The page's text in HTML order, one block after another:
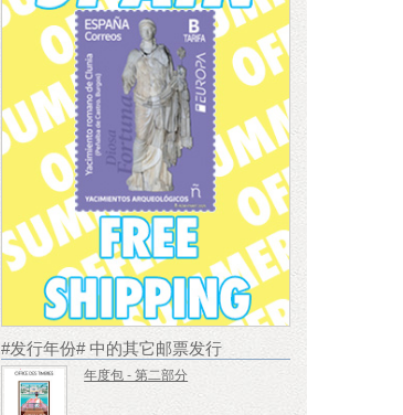
#发行年份# 中的其它邮票发行
年度包 - 第二部分